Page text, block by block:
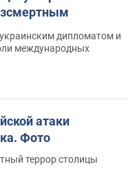
дипломатом и
международных
атаки
Фото
террор столицы